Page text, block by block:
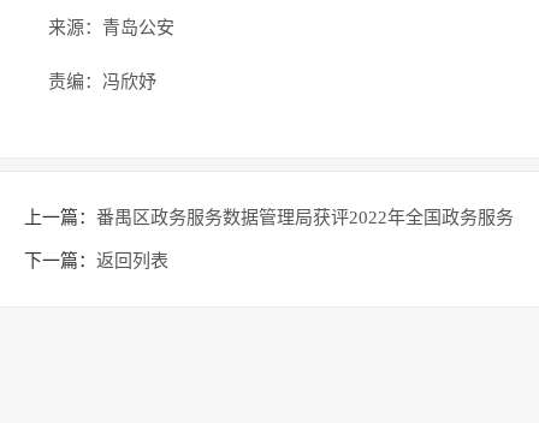
来源：青岛公安
责编：冯欣妤
上一篇： 番禺区政务服务数据管理局获评2022年全国政务服务
三化建设示范单位
下一篇： 返回列表